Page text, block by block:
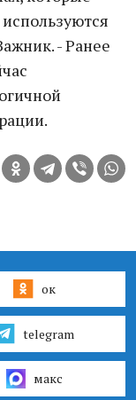
- Ранее
ок
telegram
макс